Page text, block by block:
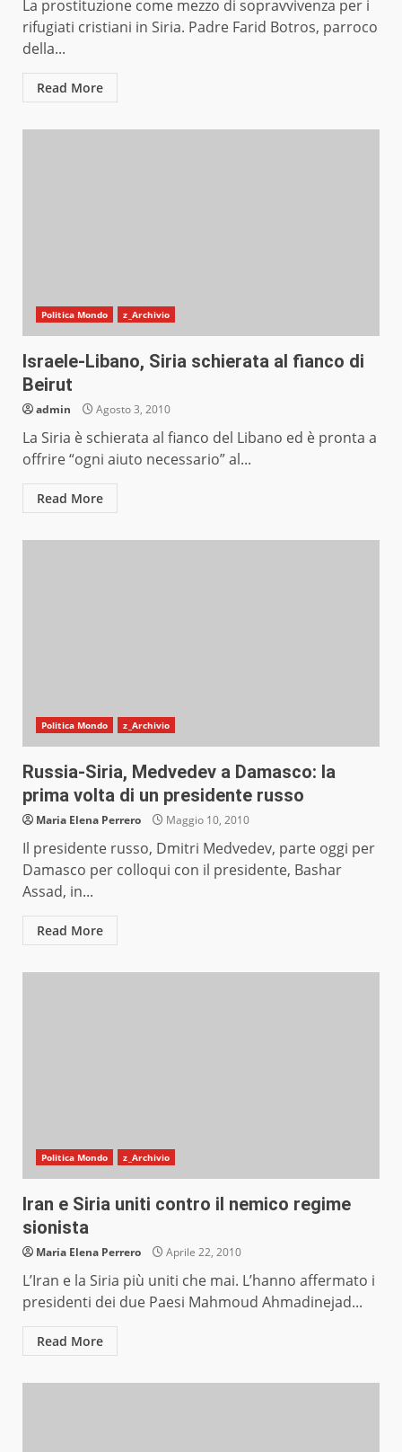
La prostituzione come mezzo di sopravvivenza per i
rifugiati cristiani in Siria. Padre Farid Botros, parroco
della...
Read More
Politica Mondo z_Archivio
Israele-Libano, Siria schierata al fianco di
Beirut
admin Agosto 3, 2010
La Siria è schierata al fianco del Libano ed è pronta a
offrire “ogni aiuto necessario” al...
Read More
Politica Mondo z_Archivio
Russia-Siria, Medvedev a Damasco: la
prima volta di un presidente russo
Maria Elena Perrero Maggio 10, 2010
Il presidente russo, Dmitri Medvedev, parte oggi per
Damasco per colloqui con il presidente, Bashar
Assad, in...
Read More
Politica Mondo z_Archivio
Iran e Siria uniti contro il nemico regime
sionista
Maria Elena Perrero Aprile 22, 2010
L’Iran e la Siria più uniti che mai. L’hanno affermato i
presidenti dei due Paesi Mahmoud Ahmadinejad...
Read More